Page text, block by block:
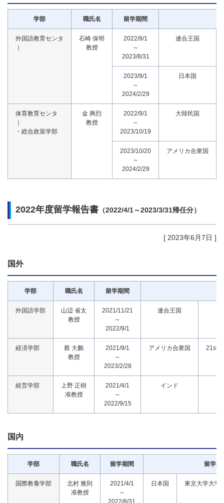
学部 職氏名 留学期間
外国語教育センタ
石崎 保明
教授
2022/9/1
～
2023/8/31
連合王国
2023/9/1
～
2024/2/29
日本国
体育教育センタ
・総合政策学部
金 興烈
教授
2022/9/1
～
2023/10/19
大韓民国
2023/10/20
～
2024/2/29
アメリカ合衆国
2022年度留学報告書 （2022/4/1～2023/3/31帰任分）
[ 2023年6月7日 ]
国外
学部 職氏名 留学期間
外国語学部
山辺 省太
教授
2021/11/21
～
2022/9/1
連合王国
経済学部
蔡 大鵬
教授
2021/9/1
～
2023/2/28
アメリカ合衆国 21st
経営学部
上野 正樹
准教授
2021/4/1
～
2022/9/15
インド
国内
学部 職氏名 留学期間 留学先
国際教養学部
北村 雅則
准教授
2021/4/1
～
2022/8/31
日本国 東京大学大